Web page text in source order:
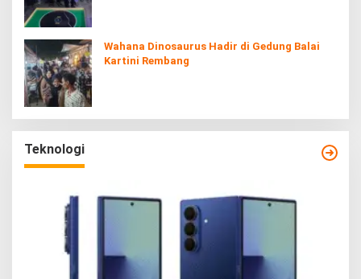
Wahana Dinosaurus Hadir di Gedung Balai
Kartini Rembang
Teknologi